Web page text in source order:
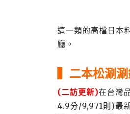
這一類的高檔日本
廳。
▍二本松涮
(二訪更新)在台灣
4.9分/9,971則)最